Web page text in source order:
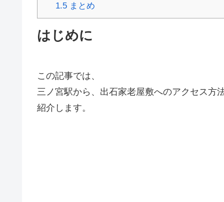
1.5まとめ
はじめに
この記事では、
三ノ宮駅から、出石家老屋敷へのアクセス方
紹介します。